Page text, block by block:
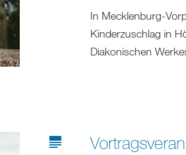
In Mecklenburg-
Kinderzuschlag in
Diakonischen